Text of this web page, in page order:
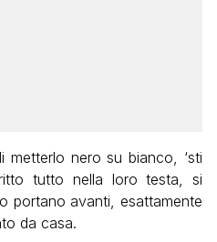
metterlo nero su bianco, ‘sti
tutto nella loro testa, si
portano avanti, esattamente
da casa.